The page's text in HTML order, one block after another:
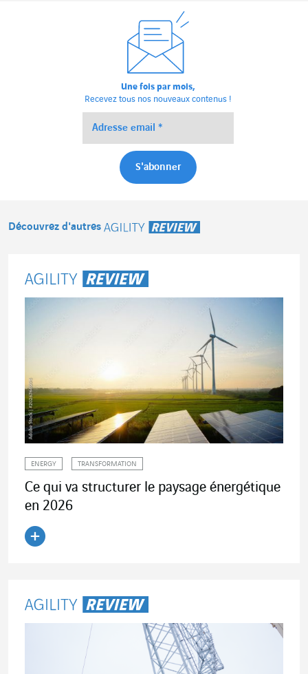
Une fois par mois,
Recevez tous nos nouveaux contenus !
Découvrez d'autres
ENERGY TRANSFORMATION
Ce qui va structurer le paysage énergétique
en 2026